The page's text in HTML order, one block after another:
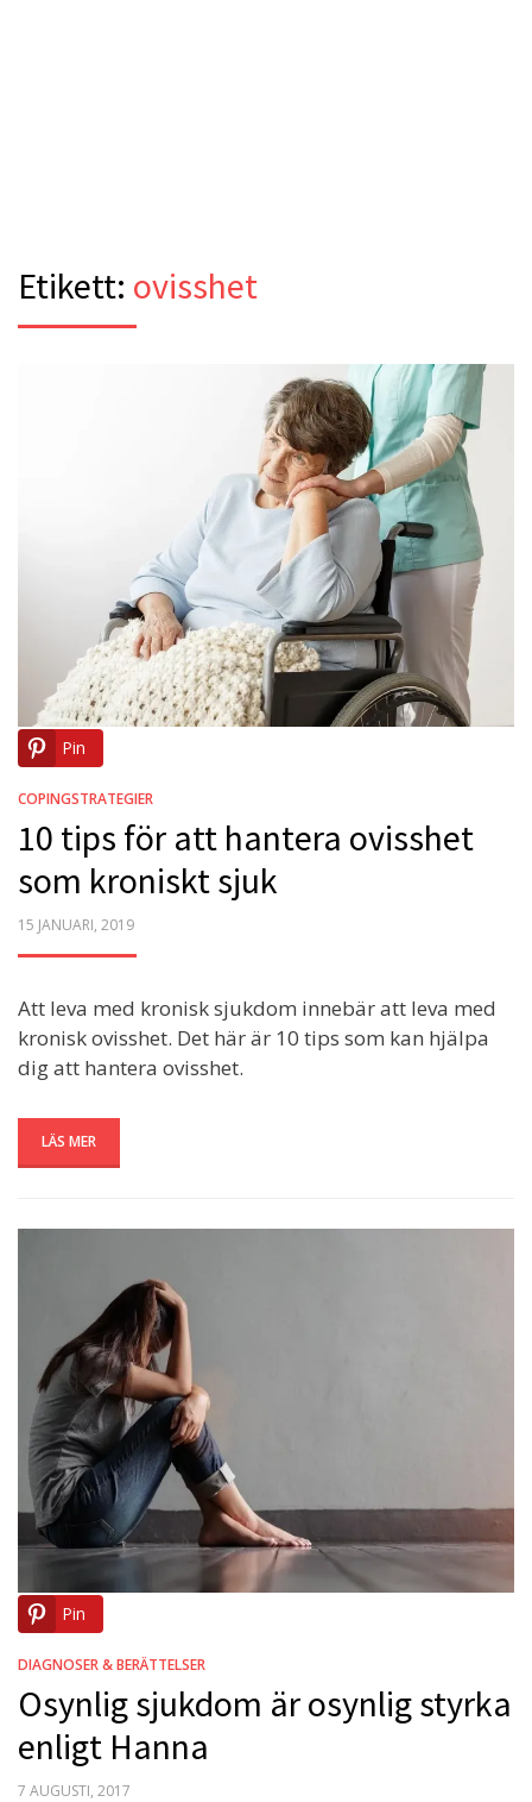
Etikett: ovisshet
Pin
COPINGSTRATEGIER
10 tips för att hantera ovisshet
som kroniskt sjuk
POSTED
15 JANUARI, 2019
Att leva med kronisk sjukdom innebär att leva med
kronisk ovisshet. Det här är 10 tips som kan hjälpa
dig att hantera ovisshet.
LÄS MER
Pin
DIAGNOSER & BERÄTTELSER
Osynlig sjukdom är osynlig styrka
enligt Hanna
POSTED
7 AUGUSTI, 2017